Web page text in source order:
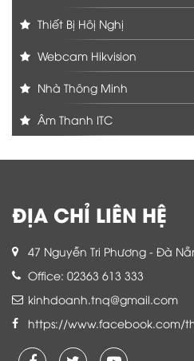
Thiết Bị Hôị Nghị
Webcam Hikvision
Nhà Thông Minh
Âm Thanh ITC
ĐỊA CHỈ LIÊN HỆ
47 Nguyễn Tri Phương - Đà
Office: 02363 613 333
kinhdoanh.tnq@gmail.com
https://www.facebook.com/